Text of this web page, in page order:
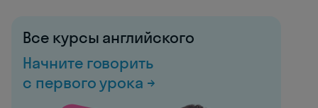
Все курсы английского
Начните говорить
с первого урока →